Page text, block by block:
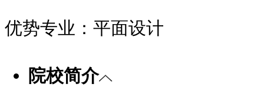
优势专业： 平面设计
院校简介